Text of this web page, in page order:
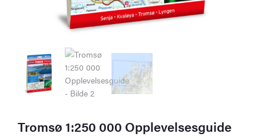
Tromsø 1:250 000 Opplevelsesguide